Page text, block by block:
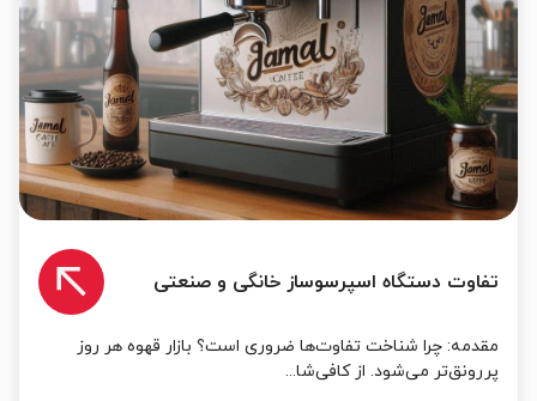
تفاوت دستگاه اسپرسوساز خانگی و صنعتی
مقدمه: چرا شناخت تفاوت‌ها ضروری است؟ بازار قهوه هر روز
پررونق‌تر می‌شود. از کافی‌شا...